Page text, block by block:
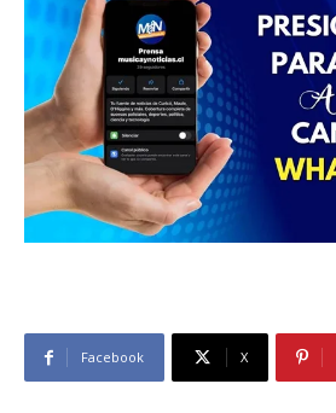
Facebook X